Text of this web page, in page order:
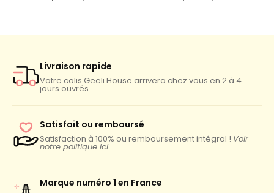
Livraison rapide
Votre colis Geeli House arrivera chez vous en 2 à 4
jours ouvrés
Satisfait ou remboursé
Satisfaction à 100% ou remboursement intégral ! Voir
notre politique ici
Marque numéro 1 en France